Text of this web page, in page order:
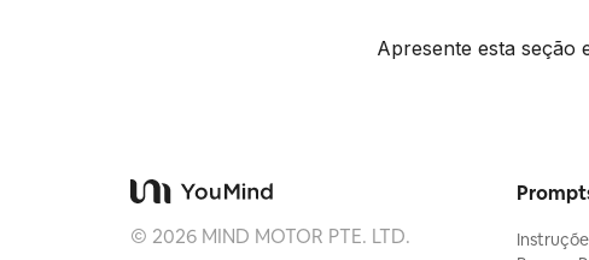
Apresente esta seção
© 2026MIND MOTOR PTE. LTD.